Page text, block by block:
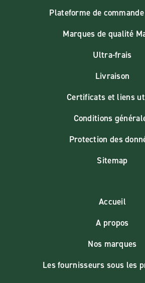
Plateforme de
Marques de qualité
Ultra-frais
Livraison
Certificats et liens
Conditions
Protection des
Sitemap
Accueil
A propos
Nos marques
Les fournisseurs sous les